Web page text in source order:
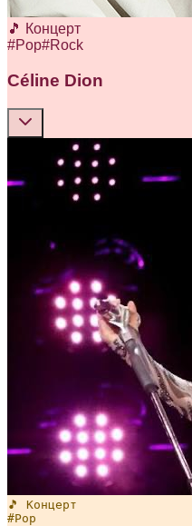
🎵 Концерт
#Pop#Rock
Céline Dion
🎵 Концерт
#Pop